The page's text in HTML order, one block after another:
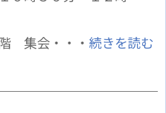
集会・・・ 続きを読む